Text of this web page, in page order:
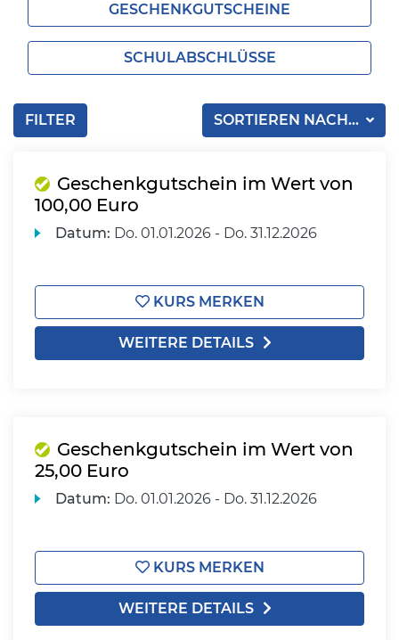
GESCHENKGUTSCHEINE
SCHULABSCHLÜSSE
SORTIEREN NACH...
FILTER
Geschenkgutschein im Wert von
100,00 Euro
Datum: Do. 01.01.2026 - Do. 31.12.2026
KURS MERKEN
WEITERE DETAILS
Geschenkgutschein im Wert von
25,00 Euro
Datum: Do. 01.01.2026 - Do. 31.12.2026
KURS MERKEN
WEITERE DETAILS